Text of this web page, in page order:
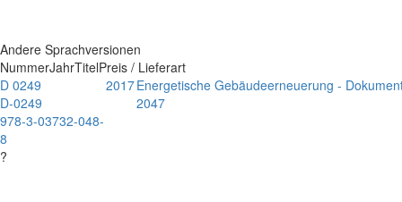
Andere Sprachversionen
NummerJahrTitelPreis / Lieferart
D 0249
D-0249
978-3-03732-048-
8
?
2017Energetische Gebäudeerneuerung -
2047